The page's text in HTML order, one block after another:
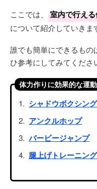
ここでは、 室内で行え
について紹介していきま
誰でも簡単にできるも
ひ参考にしてみてくださ
体力作りに効果的な運動
シャドウボクシング
アンクルホップ
バービージャンプ
腿上げトレーニング